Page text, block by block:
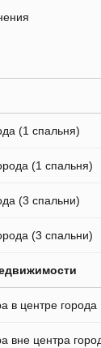
(1 спальня)
(1 спальня)
(3 спальни)
(3 спальни)
в центре города
вне центра